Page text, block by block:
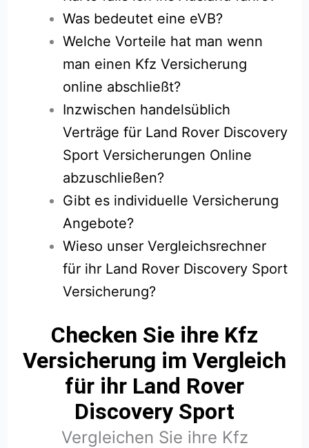
Was bedeutet eine eVB?
Welche Vorteile hat man wenn
man einen Kfz Versicherung
online abschließt?
Inzwischen handelsüblich
Verträge für Land Rover Discovery
Sport Versicherungen Online
abzuschließen?
Gibt es individuelle Versicherung
Angebote?
Wieso unser Vergleichsrechner
für ihr Land Rover Discovery Sport
Versicherung?
Checken Sie ihre Kfz
Versicherung im Vergleich
für ihr Land Rover
Discovery Sport
Vergleichen Sie ihre Kfz